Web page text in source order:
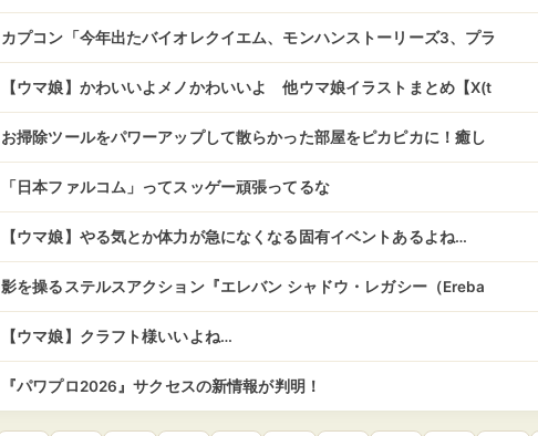
いますねこれ…偶然！？
カプコン「今年出たバイオレクイエム、モンハンストーリーズ3、プラ
グマタは大好評です！」
【ウマ娘】かわいいよメノかわいいよ 他ウマ娘イラストまとめ【X(t
witter)】
お掃除ツールをパワーアップして散らかった部屋をピカピカに！癒し
系お掃除ゲーム『クリーンアップ！ (Cleaning Up!)』がリリース！
「日本ファルコム」ってスッゲー頑張ってるな
【ウマ娘】やる気とか体力が急になくなる固有イベントあるよね…
「スズカさんは勝手に走ってきて勝手にやる気下がる」
影を操るステルスアクション『エレバン シャドウ・レガシー（Ereba
n: Shadow Legacy ）』PS5版が4/16本日リリース
【ウマ娘】クラフト様いいよね…
『パワプロ2026』サクセスの新情報が判明！